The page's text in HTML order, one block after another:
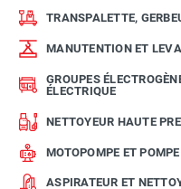
TRANSPALETTE,
MANUTENTION ET
GROUPES
ÉLECTRIQUE
NETTOYEUR HAUTE
MOTOPOMPE ET
ASPIRATEUR ET